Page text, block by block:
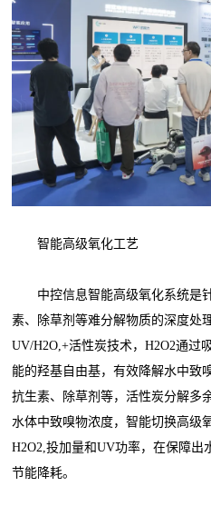
智能高级氧化工艺
中控信息智能高级氧化系统是
素、除草剂等难分解物质的深度处
UV/H2O,+活性炭技术，H2O2通过
能的羟基自由基，有效降解水中致
抗生素、除草剂等，活性炭分解多
水体中致嗅物浓度，智能切换高级
H2O2,投加量和UV功率，在保障出
节能降耗。